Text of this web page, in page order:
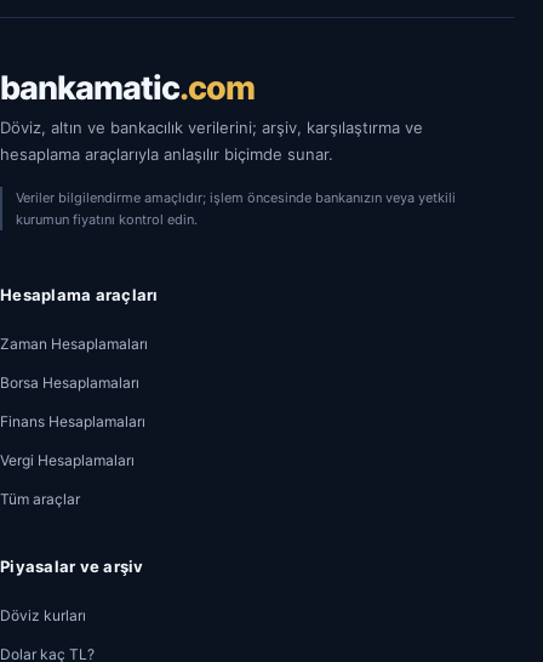
bankamatic.com
Döviz, altın ve bankacılık verilerini; arşiv, karşılaştırma ve
hesaplama araçlarıyla anlaşılır biçimde sunar.
Veriler bilgilendirme amaçlıdır; işlem öncesinde bankanızın veya yetkili
kurumun fiyatını kontrol edin.
Hesaplama araçları
Zaman Hesaplamaları
Borsa Hesaplamaları
Finans Hesaplamaları
Vergi Hesaplamaları
Tüm araçlar
Piyasalar ve arşiv
Döviz kurları
Dolar kaç TL?